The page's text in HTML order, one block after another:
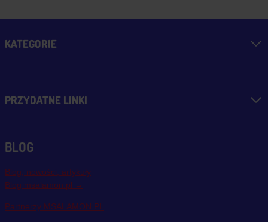
KATEGORIE
PRZYDATNE LINKI
BLOG
Blog, nowości, artykuły
Blog msalamon.pl →
Partnerzy MSALAMON.PL